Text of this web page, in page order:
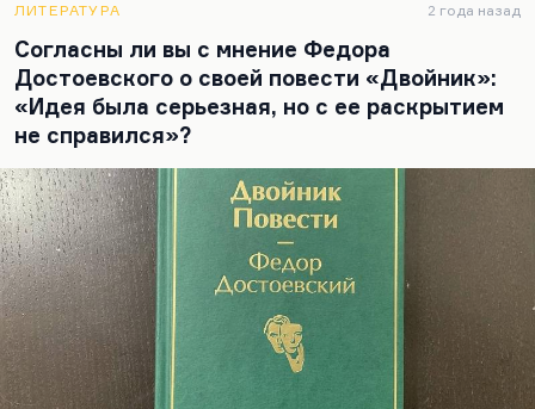
за долгие годы, начиная с первой покупки
Брюсова на первую стипендию и кончая
огромным количеством книг, унаследованных из
далеких времен – из бабушкиной, из
прабабушкиной коллекций (типа «Голубой
цапли»). Многое утратилось при переездах, но
многое было.
Так вот,…
ЛИТЕРАТУРА 2 года назад
Согласны ли вы с мнение Федора
Достоевского о своей повести «Двойник»:
«Идея была серьезная, но с ее раскрытием
не справился»?